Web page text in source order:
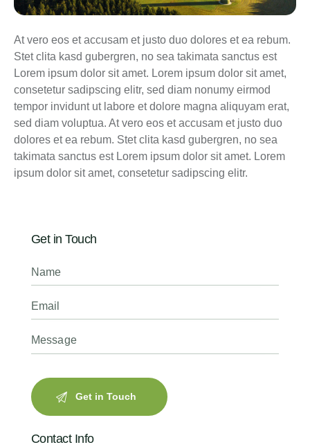
At vero eos et accusam et justo duo dolores et ea rebum.
Stet clita kasd gubergren, no sea takimata sanctus est
Lorem ipsum dolor sit amet. Lorem ipsum dolor sit amet,
consetetur sadipscing elitr, sed diam nonumy eirmod
tempor invidunt ut labore et dolore magna aliquyam erat,
sed diam voluptua. At vero eos et accusam et justo duo
dolores et ea rebum. Stet clita kasd gubergren, no sea
takimata sanctus est Lorem ipsum dolor sit amet. Lorem
ipsum dolor sit amet, consetetur sadipscing elitr.
Get in Touch
Contact Info